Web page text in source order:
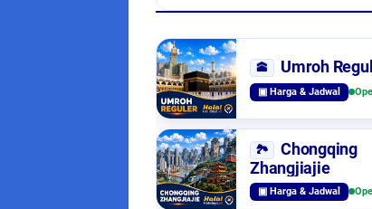
🕋 Umroh
▣ Harga & Jadwal
🏞️
Chongqing
Zhangjiajie
▣ Harga & Jadwal